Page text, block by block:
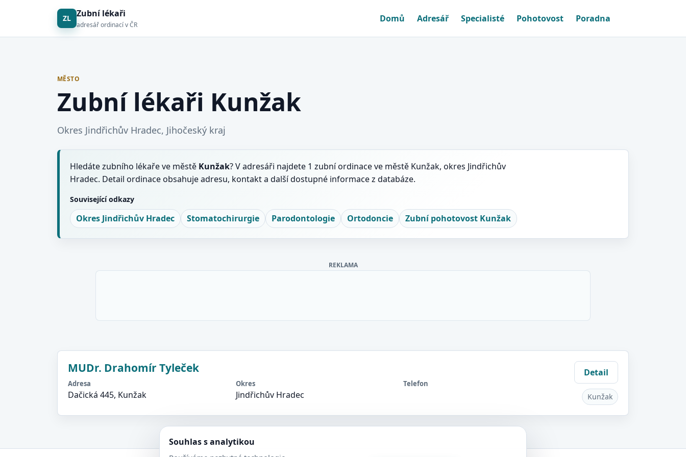
ZL Zubní lékaři
adresář ordinací v ČR
Domů Adresář Specialisté Pohotovost Poradna
MĚSTO
Zubní lékaři Kunžak
Okres Jindřichův Hradec, Jihočeský kraj
Hledáte zubního lékaře ve městě Kunžak? V adresáři najdete 1 zubní ordinace ve městě Kunžak, okres Jindřichův
Hradec. Detail ordinace obsahuje adresu, kontakt a další dostupné informace z databáze.
Související odkazy
Okres Jindřichův Hradec Stomatochirurgie Parodontologie Ortodoncie Zubní pohotovost Kunžak
REKLAMA
MUDr. Drahomír Tyleček
Adresa
Dačická 445, Kunžak
Okres
Jindřichův Hradec
Telefon
Detail
Kunžak
Souhlas s analytikou